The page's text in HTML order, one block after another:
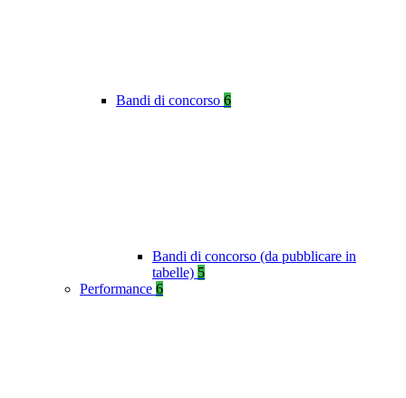
Bandi di concorso 6
Bandi di concorso (da pubblicare in
tabelle) 5
Performance 6